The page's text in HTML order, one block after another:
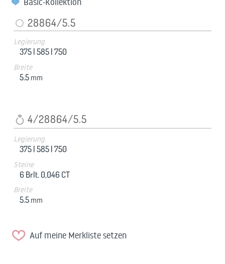
28864/5.5
Legierung
375 |585 |750
Breite
5.5 mm
4/28864/5.5
Legierung
375 |585 |750
Steine
6 Brlt. 0,046 CT
Breite
5.5 mm
Auf meine Merkliste setzen